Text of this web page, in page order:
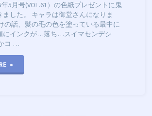
5月号(VOL.61）の色紙プレゼントに鬼
ました。 キャラは御堂さんになりま
の話、髪の毛の色を塗っている最中に
にインクが…落ち…スイマセンデシ
コ …
"色